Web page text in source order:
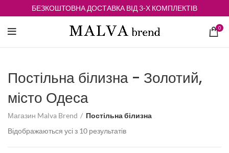
БЕЗКОШТОВНА ДОСТАВКА ВІД 3-Х КОМПЛЕКТІВ
0
Постільна білизна - Золотий,
місто Одеса
Магазин Malva Brend
Постільна білизна
Відображаються усі з 10 результатівВідсортовано